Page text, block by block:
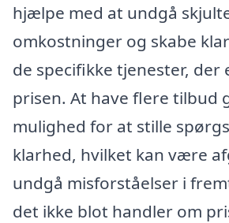
hjælpe med at undgå
omkostninger og skabe
de specifikke tjenester, der
prisen. At have flere tilbud
mulighed for at stille
klarhed, hvilket kan være
undgå misforståelser i
det ikke blot handler om